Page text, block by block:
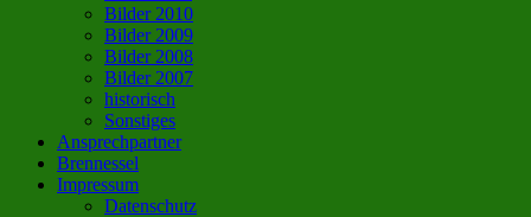
Bilder 2010
Bilder 2009
Bilder 2008
Bilder 2007
historisch
Sonstiges
Ansprechpartner
Brennessel
Impressum
Datenschutz